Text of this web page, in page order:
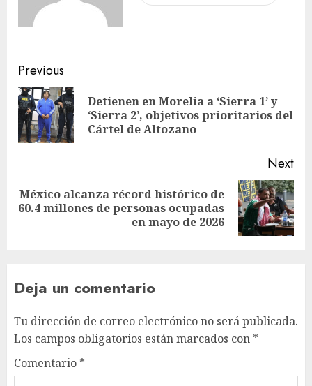
Previous
Detienen en Morelia a ‘Sierra 1’ y
‘Sierra 2’, objetivos prioritarios del
Cártel de Altozano
Next
México alcanza récord histórico de
60.4 millones de personas ocupadas
en mayo de 2026
Deja un comentario
Tu dirección de correo electrónico no será publicada.
Los campos obligatorios están marcados con *
Comentario *